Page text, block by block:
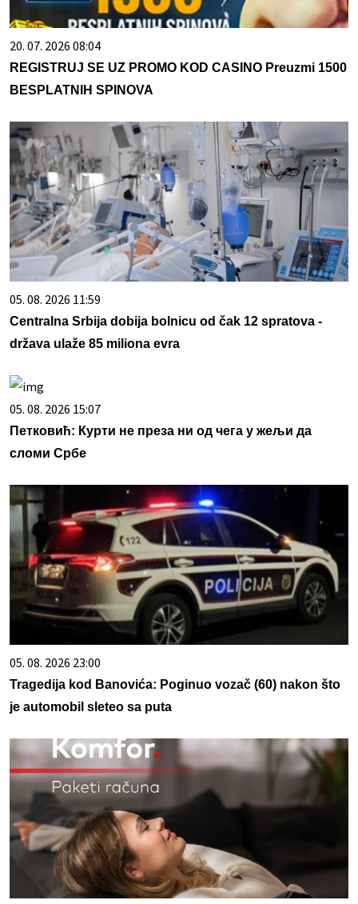
20. 07. 2026 08:04
REGISTRUJ SE UZ PROMO KOD CASINO Preuzmi 1500
BESPLATNIH SPINOVA
05. 08. 2026 11:59
Centralna Srbija dobija bolnicu od čak 12 spratova -
država ulaže 85 miliona evra
05. 08. 2026 15:07
Петковић: Курти не преза ни од чега у жељи да
сломи Србе
05. 08. 2026 23:00
Tragedija kod Banovića: Poginuo vozač (60) nakon što
je automobil sleteo sa puta